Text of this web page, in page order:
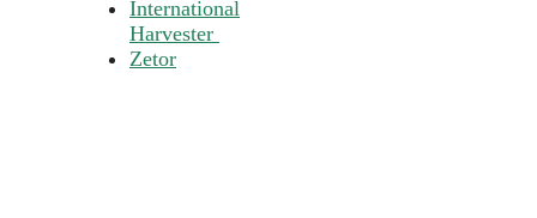
International
Harvester
Zetor